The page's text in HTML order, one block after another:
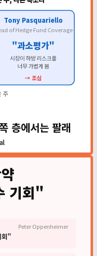
Tony Pasquariello
of Hedge Fund Coverage
"과소평가"
시장이 하방 리스크를
너무 가볍게 봄
→ 조심
주
층에서는 팔래
기회"
회"
Peter Oppenheimer